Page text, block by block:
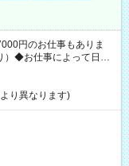
円のお仕事もありま
◆お仕事によって日給
り異なります)